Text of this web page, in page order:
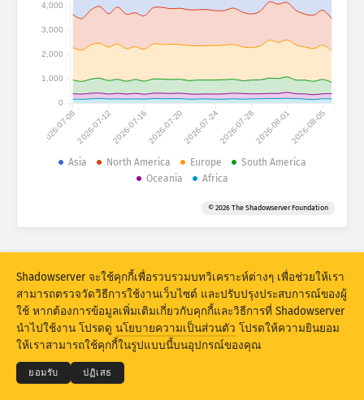
Attack statistics: Vulnerabilities
Attack statistics: Devices
แท็ก
อัปเดต รีเซ็ต
ดาวน์โหลดแบบ PNG
2026-07-082026-07-122026-07-162026-07-202026-07-242026-07-282026-08-012026-08-05
0
1,000
2,000
3,000
4,000
Asia North America Europe
South America
Oceania
Africa
© 2026 The Shadowserver Foundation
© 2026THE SHADOWSERVER FOUNDATION
ความเป็นส่วนตัวและข้อกำหนด
ติดต่อเรา เครดิต
Shadowserver จะใช้คุกกี้เพื่อรวบรวมบทวิเคราะห์ต่างๆ เพื่อช่วยให้เรา
สามารถตรวจวัดวิธีการใช้งานเว็บไซต์ และปรับปรุงประสบการณ์ของผู้
ใช้ หากต้องการข้อมูลเพิ่มเติมเกี่ยวกับคุกกี้และวิธีการที่ Shadowserver
นำไปใช้งาน โปรดดู นโยบายความเป็นส่วนตัว โปรดให้ความยินยอม
ให้เราสามารถใช้คุกกี้ในรูปแบบนี้บนอุปกรณ์ของคุณ
ยอมรับ ปฏิเสธ